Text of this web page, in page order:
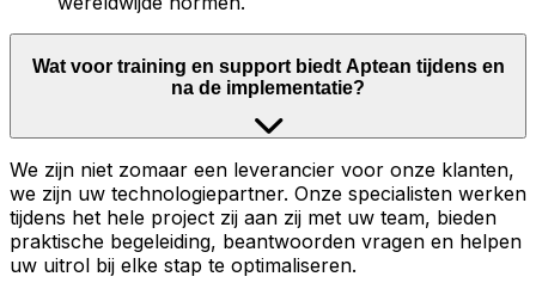
Wat voor training en support biedt Aptean tijdens en
na de implementatie?
We zijn niet zomaar een leverancier voor onze klanten,
we zijn uw technologiepartner. Onze specialisten werken
tijdens het hele project zij aan zij met uw team, bieden
praktische begeleiding, beantwoorden vragen en helpen
uw uitrol bij elke stap te optimaliseren.